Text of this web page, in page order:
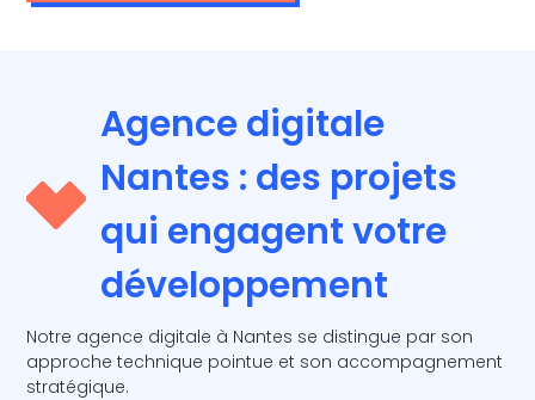
Agence digitale
Nantes : des projets
qui engagent votre
développement
Notre agence digitale à Nantes se distingue par son
approche technique pointue et son accompagnement
stratégique.